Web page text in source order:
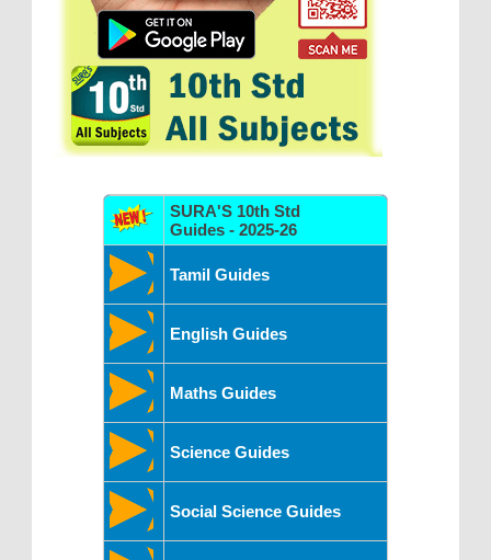
SURA'S 10th Std
Guides - 2025-26
Tamil Guides
English Guides
Maths Guides
Science Guides
Social Science Guides